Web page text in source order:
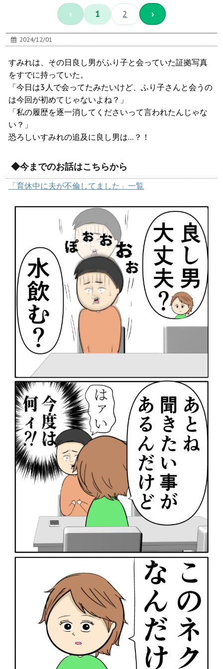
‹ 1 2 ›
2024/12/01
すみれは、その日良し男がふり子と会っていた証拠写真
をすでに持っていた。
「今日は3人で会ってたみたいけど、ふり子さんと会うの
は今回が初めてじゃないよね？」
「私の履歴を逐一消してくださいって言われたんじゃな
い？」
恐ろしいすみれの追及に良し男は…？！
◆今までのお話はこちらから
「育休中に夫が不倫してました」一覧